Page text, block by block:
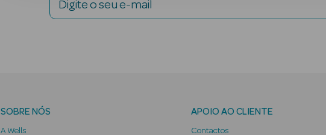
Digite o seu e-mail
SOBRE NÓS
A Wells
APOIO AO CLIENTE
Contactos